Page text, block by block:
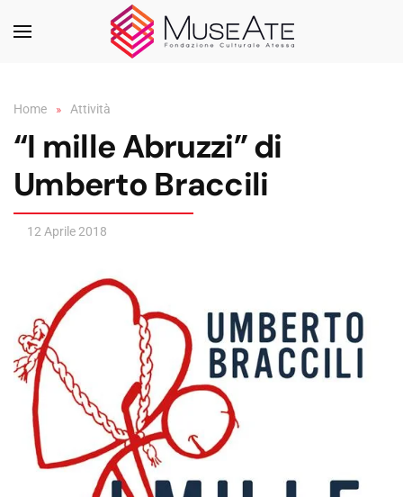
Skip to main content
Home Attività
“I mille Abruzzi” di
Umberto Braccili
12 Aprile 2018